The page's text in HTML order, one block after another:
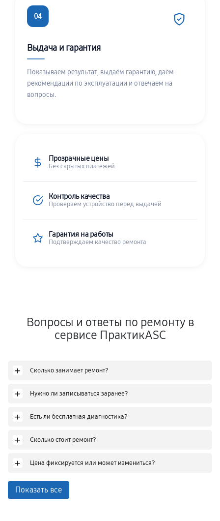
04
Выдача и гарантия
Показываем результат, выдаём гарантию, даём
рекомендации по эксплуатации и отвечаем на
вопросы.
Прозрачные цены
Без скрытых платежей
Контроль качества
Проверяем устройство перед выдачей
Гарантия на работы
Подтверждаем качество ремонта
Вопросы и ответы по ремонту в
сервисе ПрактикASC
+ Сколько занимает ремонт?
+ Нужно ли записываться заранее?
+ Есть ли бесплатная диагностика?
+ Сколько стоит ремонт?
+ Цена фиксируется или может измениться?
Показать все